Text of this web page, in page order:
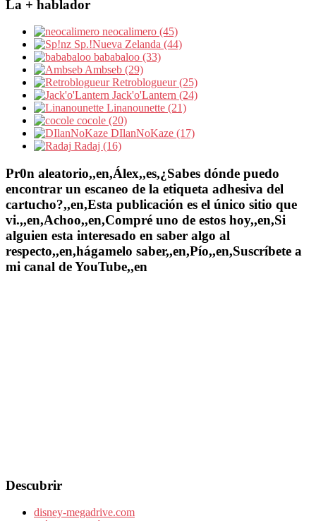
La + hablador
neocalimero (45)
Sp.!Nueva Zelanda (44)
bababaloo (33)
Ambseb (29)
Retroblogueur (25)
Jack'o'Lantern (24)
Linanounette (21)
cocole (20)
DIlanNoKaze (17)
Radaj (16)
Pr0n aleatorio,,en,Álex,,es,¿Sabes dónde puedo
encontrar un escaneo de la etiqueta adhesiva del
cartucho?,,en,Esta publicación es el único sitio que
vi.,,en,Achoo,,en,Compré uno de estos hoy,,en,Si
alguien esta interesado en saber algo al
respecto,,en,hágamelo saber,,en,Pío,,en,Suscríbete a
mi canal de YouTube,,en
Descubrir
disney-megadrive.com